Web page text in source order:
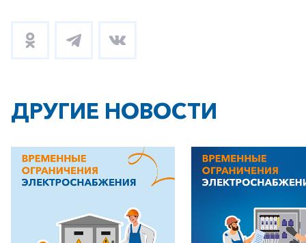
ДРУГИЕ НОВОСТИ